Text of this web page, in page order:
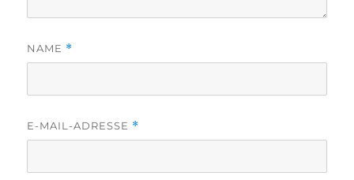
NAME *
E-MAIL-ADRESSE *